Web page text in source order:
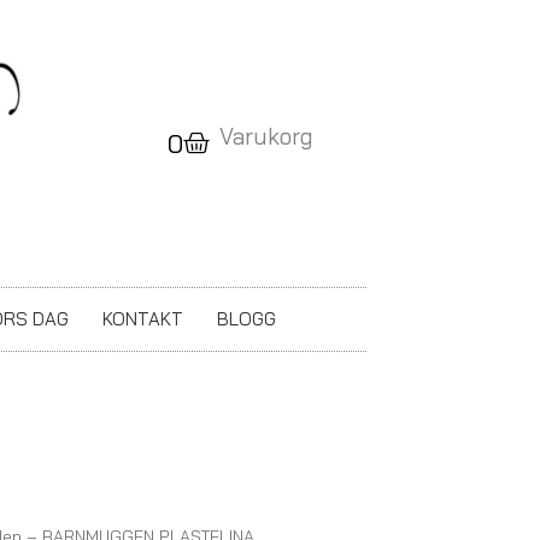
0
Varukorg
Varukorg
DAG KONTAKT BLOGG